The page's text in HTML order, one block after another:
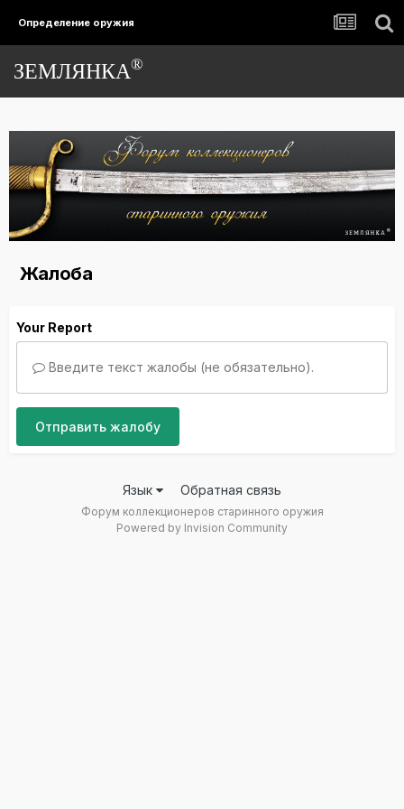
Определение оружия
ЗЕМЛЯНКА®
Жалоба
Your Report
Введите текст жалобы (не обязательно).
Отправить жалобу
Язык Обратная связь
Форум коллекционеров старинного оружия
Powered by Invision Community